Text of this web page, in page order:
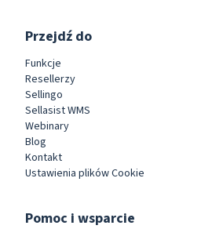
Przejdź do
Funkcje
Resellerzy
Sellingo
Sellasist WMS
Webinary
Blog
Kontakt
Ustawienia plików Cookie
Pomoc i wsparcie